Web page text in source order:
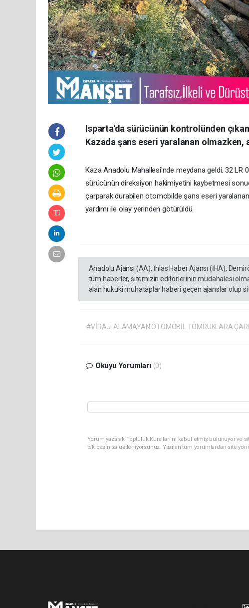
Isparta'da sürücünün kontrolünden
Kazada şans eseri yaralanan
Kaza Anadolu Mahallesi'nde meydana geldi. 32 LR
sürücünün direksiyon hakimiyetini kaybetmesi
çarparak durabilen otomobilde şans eseri
yardımı ile olay yerinden götürüldü.
Anadolu Ajansı (AA), İhlas Haber Ajansı (İHA),
tüm haberler, sitemizin editörlerinin müdahalesi
alan hukuki muhataplar haberi geçen ajanslar olup
#VİRAJI ALAMAYAN OTOMOBİL TOMRUKLARA
Okuyu Yorumları (0)
Yorum yazarak Topluluk Kuralları’nı kabul etmiş bulunuyor ve
tek başınıza üstleniyorsunuz. Yazılan tüm yorumlardan site